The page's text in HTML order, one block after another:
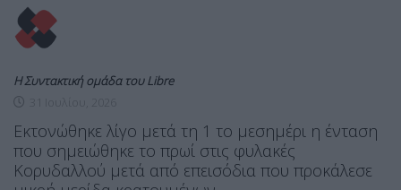
Η Συντακτική ομάδα του Libre
Εκτονώθηκε λίγο μετά τη 1 το μεσημέρι η ένταση
που σημειώθηκε το πρωί στις φυλακές
Κορυδαλλού μετά από επεισόδια που προκάλεσε